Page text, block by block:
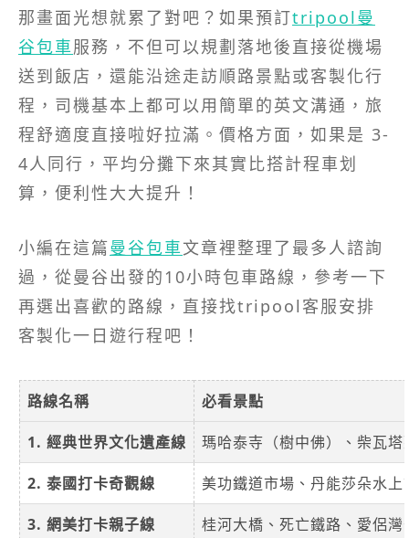
那畫面光想就累了對吧？如果預訂tripool曼
谷包車服務，不但可以規劃落地後直接從機場
送到飯店，還能沿途走訪順路景點或客製化行
程，司機基本上都可以用簡單的英文溝通，旅
程舒適度直接啦好拉滿。價格方面，如果是 3-
4人同行，平均分攤下來其實比搭計程車划
算，便利性大大提升！
小編在這篇曼谷包車文章裡整理了最多人諮詢
過，從曼谷出發的10小時包車路線，參考一下
再選出喜歡的路線，直接找tripool客服安排
客製化一日遊行程吧！
路線名稱 必看景點
1. 經典世界文化遺產線 瑪哈泰寺（樹中佛）、柴瓦
2. 泰國打卡奇觀線 美功鐵道市場、丹能莎朵水
3. 網美打卡親子線 桂河大橋、死亡鐵路、愛侶